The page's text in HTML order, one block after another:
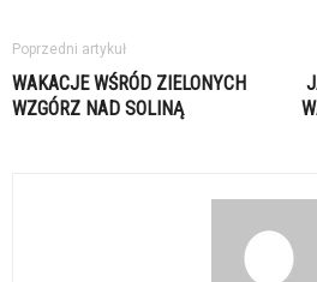
Poprzedni artykuł
WAKACJE WŚRÓD ZIELONYCH
WZGÓRZ NAD SOLINĄ